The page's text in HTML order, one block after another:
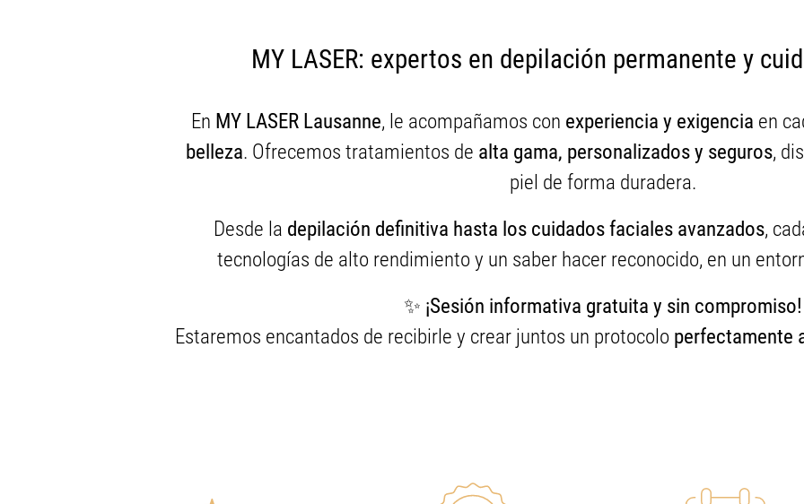
MY LASER: expertos en depilación permanente y
En MY LASER Lausanne, le acompañamos con experiencia y exigencia en
belleza. Ofrecemos tratamientos de alta gama, personalizados y seguros,
piel de forma duradera.
Desde la depilación definitiva hasta los cuidados faciales avanzados,
tecnologías de alto rendimiento y un saber hacer reconocido, en un
✨ ¡Sesión informativa gratuita y sin compromiso!
Estaremos encantados de recibirle y crear juntos un protocolo perfectamente